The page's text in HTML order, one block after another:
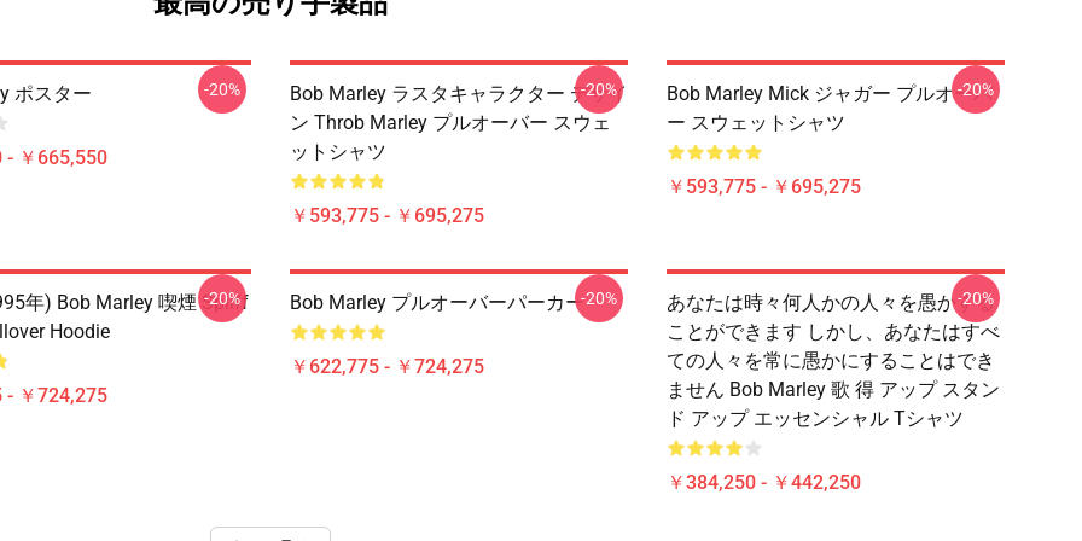
ポスター
- ￥665,550
-20%
Bob Marley ラスタキャラクター デザイ
ン Throb Marley プルオーバー スウェ
ットシャツ
￥593,775 - ￥695,275
-20%
Bob Marley Mick ジャガー プルオーバ
ー スウェットシャツ
￥593,775 - ￥695,275
-20%
年) Bob Marley 喫煙 Spliff
Hoodie
- ￥724,275
-20% Bob Marley プルオーバーパーカー
￥622,775 - ￥724,275
-20%
あなたは時々何人かの人々を愚かする
ことができます しかし、あなたはすべ
ての人々を常に愚かにすることはでき
ません Bob Marley 歌 得 アップ スタン
ド アップ エッセンシャル Tシャツ
￥384,250 - ￥442,250
-20%